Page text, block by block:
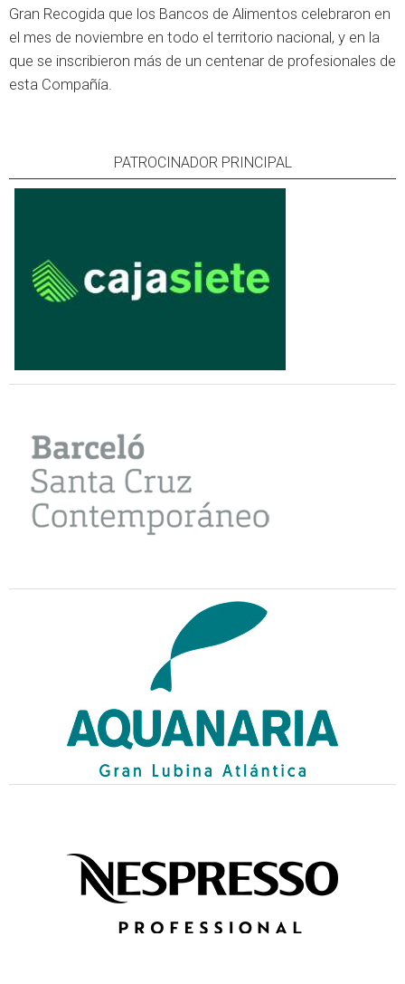
Gran Recogida que los Bancos de Alimentos celebraron en
el mes de noviembre en todo el territorio nacional, y en la
que se inscribieron más de un centenar de profesionales de
esta Compañía.
PATROCINADOR PRINCIPAL